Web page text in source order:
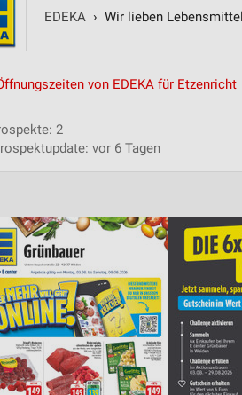
EDEKA › Wir lieben
von EDEKA für Etzenricht
2
vor 6 Tagen